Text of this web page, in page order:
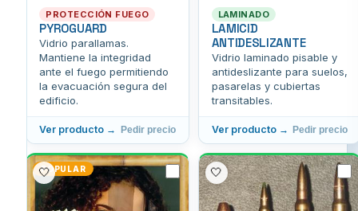
PROTECCIÓN FUEGO
PYROGUARD
Vidrio parallamas.
Mantiene la integridad
ante el fuego permitiendo
la evacuación segura del
edificio.
Ver producto → Pedir precio
LAMINADO
LAMICID
ANTIDESLIZANTE
Vidrio laminado pisable y
antideslizante para suelos,
pasarelas y cubiertas
transitables.
Ver producto → Pedir precio
POPULAR
🤍 🤍